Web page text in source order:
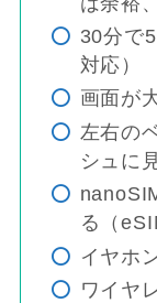
30分で
対応）
画面が
左右の
シュに
る（
イヤホ
ワイヤ